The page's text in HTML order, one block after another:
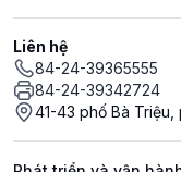
Liên hệ
84-24-39365555
84-24-39342724
41-43 phố Bà Triệu,